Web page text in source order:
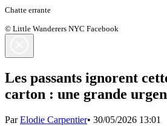
Chatte errante
© Little Wanderers NYC Facebook
Les passants ignorent
carton : une grande
ParElodie Carpentier• 30/05/2026 13:01